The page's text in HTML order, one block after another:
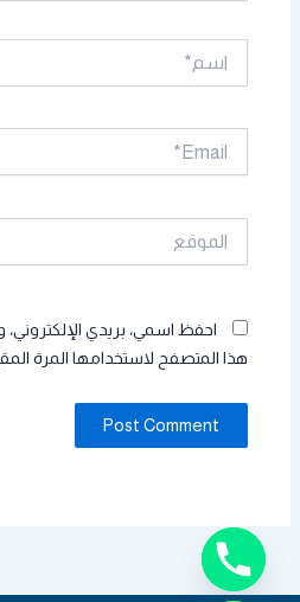
احفظ اسمي، بريدي الإلكتروني،
هذا المتصفح لاستخدامها المرة